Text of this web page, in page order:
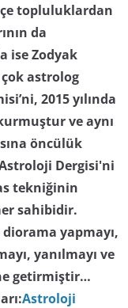
topluluklardan
da
ise Zodyak
astrolog
2015 yılında
ve aynı
öncülük
Dergisi'ni
tekniğinin
sahibidir.
yapmayı,
yanılmayı ve
getirmiştir…
Astroloji